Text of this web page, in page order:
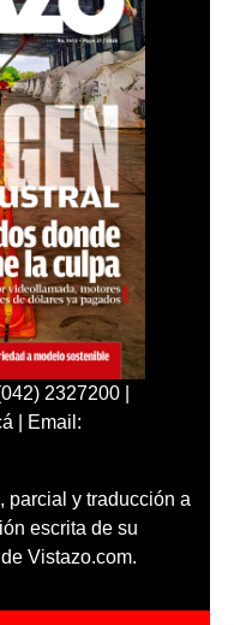
2327200 |
| Email:
parcial y traducción a
escrita de su
Vistazo.com.